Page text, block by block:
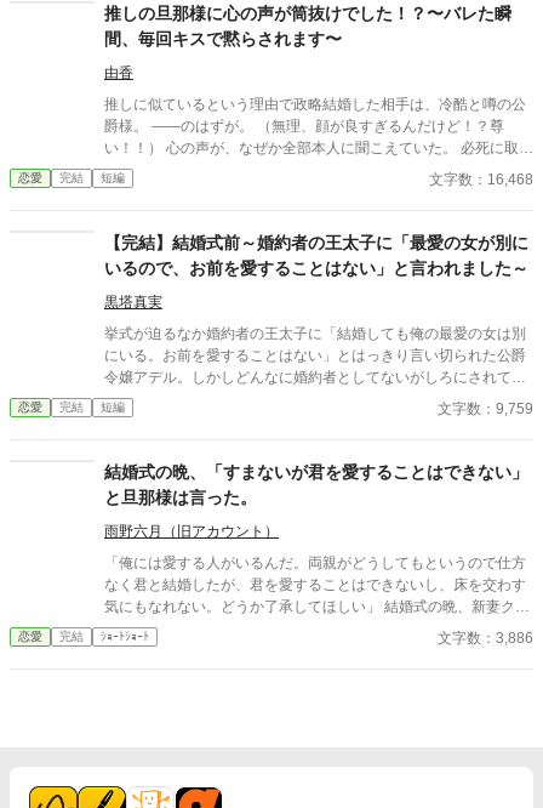
推しの旦那様に心の声が筒抜けでした！？〜バレた瞬
間、毎回キスで黙らされます〜
由香
推しに似ているという理由で政略結婚した相手は、冷酷と噂の公
爵様。 ――のはずが。 （無理、顔が良すぎるんだけど！？尊
い！！） 心の声が、なぜか全部本人に聞こえていた。 必死に取り
繕うも時すでに遅し。 暴走する脳内実況を止めるたび、旦那様は
なぜか――キスしてくる。 「黙らせるのにちょうどいい」 いや全
声だだ漏れ令嬢 甘くて騒がしい新婚生活、開幕。
恋愛 完結 短編 文字数：16,468
【完結】結婚式前～婚約者の王太子に「最愛の女が別に
いるので、お前を愛することはない」と言われました～
黒塔真実
挙式が迫るなか婚約者の王太子に「結婚しても俺の最愛の女は別
にいる。お前を愛することはない」とはっきり言い切られた公爵
令嬢アデル。しかしどんなに婚約者としてないがしろにされても
女性としての誇りを傷つけられても彼女は平気だった。なぜなら
大切な「心の拠り所」があるから……。しかし、王立学園の卒業
を受けるのだった―― ※神視点。■なろうにも別タイトルで重
複投稿←【ジャンル日間4位】。
恋愛 完結 短編 文字数：9,759
結婚式の晩、「すまないが君を愛することはできない」
と旦那様は言った。
雨野六月（旧アカウント）
「俺には愛する人がいるんだ。両親がどうしてもというので仕方
なく君と結婚したが、君を愛することはできないし、床を交わす
気にもなれない。どうか了承してほしい」 結婚式の晩、新妻クロ
エが夫ロバートから要求されたのは、お飾りの妻になることだっ
た。 「君さえ黙っていれば、なにもかも丸くおさまる」と諭され
恋愛 完結 ｼｮｰﾄｼｮｰﾄ 文字数：3,886